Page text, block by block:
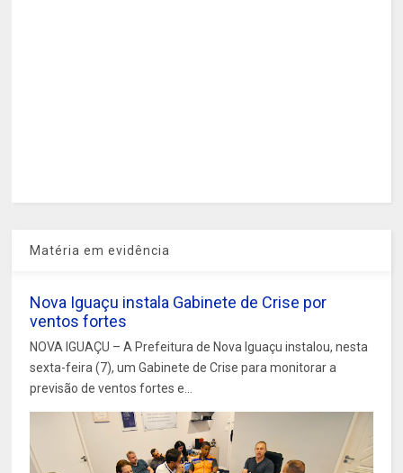
Matéria em evidência
Nova Iguaçu instala Gabinete de Crise por
ventos fortes
NOVA IGUAÇU – A Prefeitura de Nova Iguaçu instalou, nesta
sexta-feira (7), um Gabinete de Crise para monitorar a
previsão de ventos fortes e...